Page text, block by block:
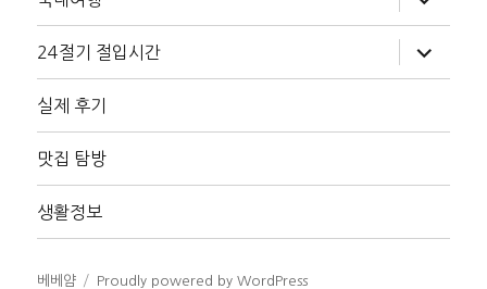
확
장
위
메
확
장
24절기 절입시간
위
메
장
실제 후기
맛집 탐방
생활정보
베베얌 Proudly powered by WordPress